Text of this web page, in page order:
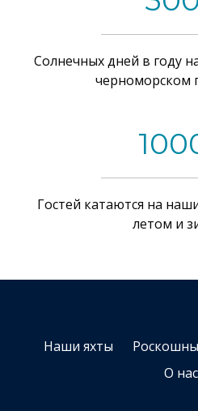
Солнечных дней в году
черноморском
Гостей катаются на
летом и
Наши яхты
О нас